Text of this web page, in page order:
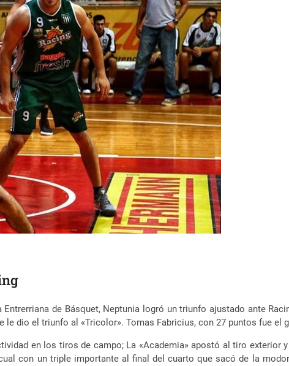
de Básquet, Neptunia logró un triunfo ajustado ante
dio el triunfo al «Tricolor». Tomas Fabricius, con 27 puntos fue el
en los tiros de campo; La «Academia» apostó al tiro exterior
con un triple importante al final del cuarto que sacó de la